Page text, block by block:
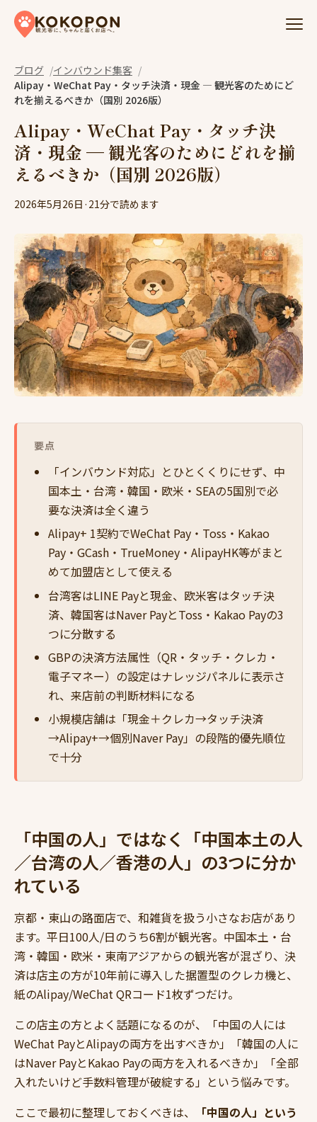
Skip to content
ブログ
インバウンド集客
Alipay・WeChat Pay・タッチ決済・現金 — 観光客のためにど
れを揃えるべきか（国別 2026版）
Alipay・WeChat Pay・タッチ決
済・現金 — 観光客のためにどれを揃
えるべきか（国別 2026版）
2026年5月26日 · 21分で読めます
要点
「インバウンド対応」とひとくくりにせず、中
国本土・台湾・韓国・欧米・SEAの5国別で必
要な決済は全く違う
Alipay+ 1契約でWeChat Pay・Toss・Kakao
Pay・GCash・TrueMoney・AlipayHK等がまと
めて加盟店として使える
台湾客はLINE Payと現金、欧米客はタッチ決
済、韓国客はNaver PayとToss・Kakao Payの3
つに分散する
GBPの決済方法属性（QR・タッチ・クレカ・
電子マネー）の設定はナレッジパネルに表示さ
れ、来店前の判断材料になる
小規模店舗は「現金＋クレカ→タッチ決済
→Alipay+→個別Naver Pay」の段階的優先順位
で十分
「中国の人」ではなく「中国本土の人
／台湾の人／香港の人」の3つに分か
れている
京都・東山の路面店で、和雑貨を扱う小さなお店があり
ます。平日100人/日のうち6割が観光客。中国本土・台
湾・韓国・欧米・東南アジアからの観光客が混ざり、決
済は店主の方が10年前に導入した据置型のクレカ機と、
紙のAlipay/WeChat QRコード1枚ずつだけ。
この店主の方とよく話題になるのが、「中国の人には
WeChat PayとAlipayの両方を出すべきか」「韓国の人に
はNaver PayとKakao Payの両方を入れるべきか」「全部
入れたいけど手数料管理が破綻する」という悩みです。
ここで最初に整理しておくべきは、
「中国の人」という